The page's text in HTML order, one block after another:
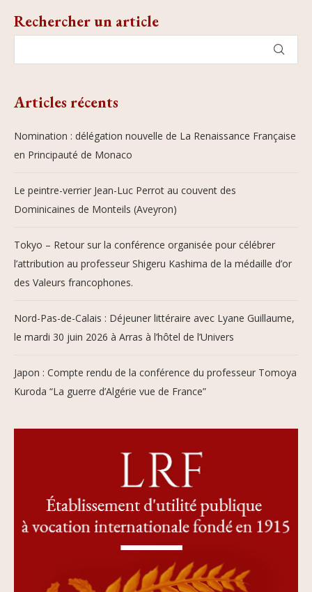
Rechercher un article
Articles récents
Nomination : délégation nouvelle de La Renaissance Française
en Principauté de Monaco
Le peintre-verrier Jean-Luc Perrot au couvent des
Dominicaines de Monteils (Aveyron)
Tokyo – Retour sur la conférence organisée pour célébrer
l’attribution au professeur Shigeru Kashima de la médaille d’or
des Valeurs francophones.
Nord-Pas-de-Calais : Déjeuner littéraire avec Lyane Guillaume,
le mardi 30 juin 2026 à Arras à l’hôtel de l’Univers
Japon : Compte rendu de la conférence du professeur Tomoya
Kuroda “La guerre d’Algérie vue de France”